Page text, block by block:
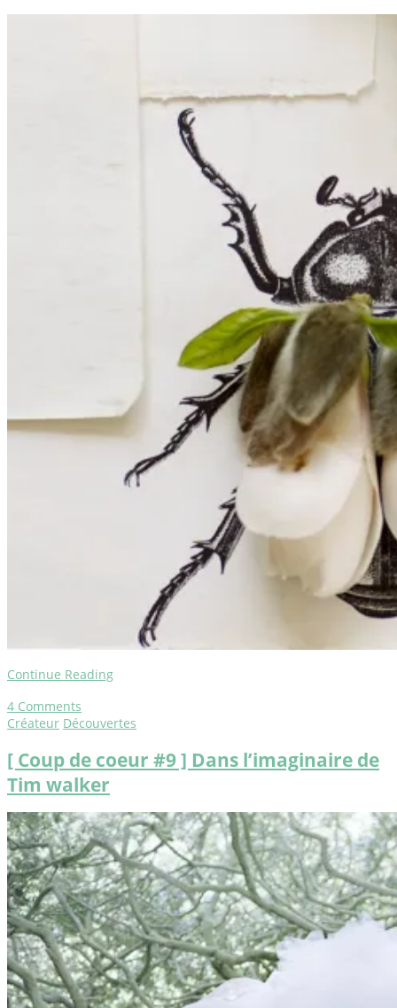
Continue Reading
4 Comments
Créateur Découvertes
[ Coup de coeur #9 ] Dans l’imaginaire de
Tim walker